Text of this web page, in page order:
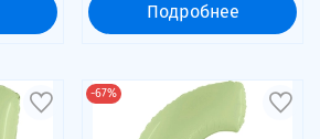
Подробнее
-67%